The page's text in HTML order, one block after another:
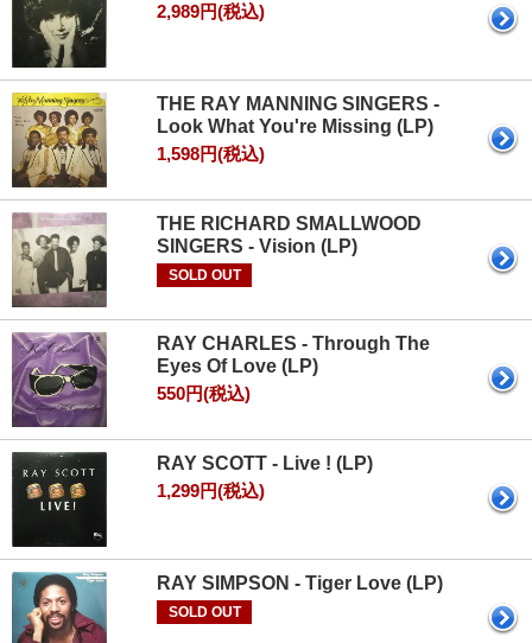
2,989円(税込)
THE RAY MANNING SINGERS -
Look What You're Missing (LP)
1,598円(税込)
THE RICHARD SMALLWOOD
SINGERS - Vision (LP)
SOLD OUT
RAY CHARLES - Through The
Eyes Of Love (LP)
550円(税込)
RAY SCOTT - Live ! (LP)
1,299円(税込)
RAY SIMPSON - Tiger Love (LP)
SOLD OUT